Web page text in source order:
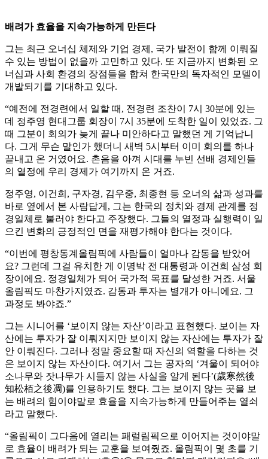
배려가 효율을 지속가능하게 만든다
그는 최근 오너십 체제와 기업 경제, 국가 발전이 함께 이뤄질
수 있는 방법이 없을까 고민하고 있다. 또 지금까지 변화된 오
너십과 사회 환경의 장점들을 합쳐 한국만의 독자적인 모델이
개발되기를 기대하고 있다.
“예전에 전경련에서 일할 때, 전경련 조찬이 7시 30분에 있는
데 정주영 현대그룹 회장이 7시 35분에 도착한 일이 있었죠. 그
때 그분이 회의가 늦게 끝나 미안하다고 말했던 게 기억납니
다. 그게 무슨 말인가 했더니 새벽 5시부터 이미 회의를 하나
끝내고 온 거였어요. 촌음을 아껴 시대를 누빈 선배 경제인들
의 열정에 우리 경제가 여기까지 온 거죠.
정주영, 이건희, 구자경, 김우중, 최종현 등 오너의 삶과 성과를
바로 옆에서 본 사람답게, 그는 한국의 정치와 경제 관계를 정
경일체로 불러야 한다고 주장했다. 그들의 열정과 실행력이 일
으킨 변화의 긍정적인 면을 재평가해야 한다는 것이다.
“이번에 평창동계올림픽에 사람들이 얼마나 감동을 받았어
요? 그런데 그걸 유치한 게 이명박 전 대통령과 이건희 삼성 회
장이에요. 정경일체가 되어 국가적 목표를 달성한 거죠. 서울
올림픽도 마찬가지였죠. 감동과 투자는 별개가 아니에요. 그
과정도 봐야죠.”
그는 시니어를 ‘보이지 않는 자산’이라고 표현했다. 보이는 자
산에는 투자가 잘 이뤄지지만 보이지 않는 자산에는 투자가 잘
안 이뤄진다. 그러나 정말 중요할 때 자신의 역할을 다하는 것
은 보이지 않는 자산이다. 여기서 그는 공자의 ‘겨울이 되어야
소나무와 잣나무가 시들지 않는 사실을 알게 된다’(歲寒然後
知松栢之後凋)를 인용하기도 했다. 그는 보이지 않는 곳을 보
는 배려의 힘이야말로 효율을 지속가능하게 만들어주는 열쇠
라고 말했다.
“올림픽이 그다음에 열리는 패럴림픽으로 이어지는 것이야말
로 효율이 배려가 되는 교훈을 보여줬죠. 올림픽이 몇 초를 기